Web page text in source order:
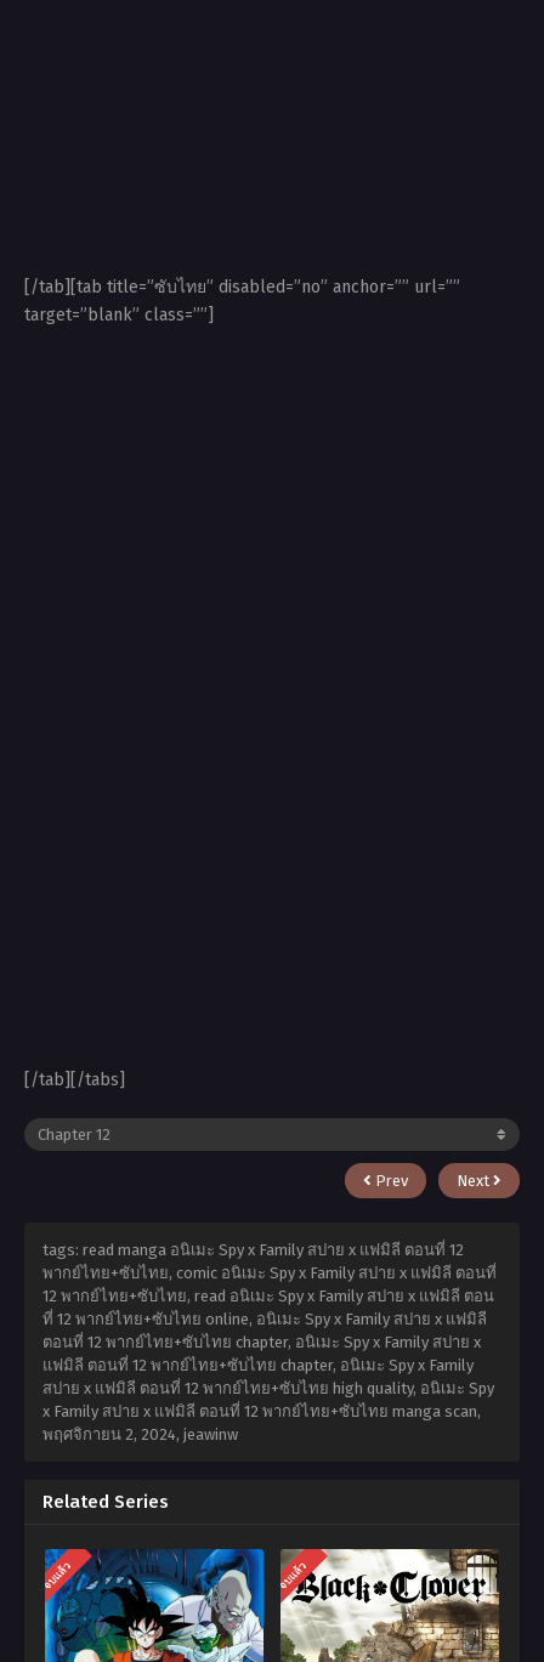
[/tab][tab title=”ซับไทย” disabled=”no” anchor=”” url=””
target=”blank” class=””]
[/tab][/tabs]
Prev Next
tags: read manga อนิเมะ Spy x Family สปาย x แฟมิลี ตอนที่ 12
พากย์ไทย+ซับไทย, comic อนิเมะ Spy x Family สปาย x แฟมิลี ตอนที่
12 พากย์ไทย+ซับไทย, read อนิเมะ Spy x Family สปาย x แฟมิลี ตอน
ที่ 12 พากย์ไทย+ซับไทย online, อนิเมะ Spy x Family สปาย x แฟมิลี
ตอนที่ 12 พากย์ไทย+ซับไทย chapter, อนิเมะ Spy x Family สปาย x
แฟมิลี ตอนที่ 12 พากย์ไทย+ซับไทย chapter, อนิเมะ Spy x Family
สปาย x แฟมิลี ตอนที่ 12 พากย์ไทย+ซับไทย high quality, อนิเมะ Spy
x Family สปาย x แฟมิลี ตอนที่ 12 พากย์ไทย+ซับไทย manga scan,
พฤศจิกายน 2, 2024, jeawinw
Related Series
จบแล้ว จบแล้ว